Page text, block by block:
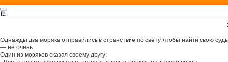
Однажды два моряка отправились в странствие по свету, чтобы найти свою
— не очень.
Один из моряков сказал своему другу: